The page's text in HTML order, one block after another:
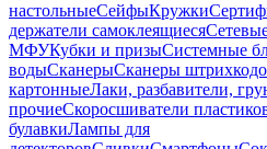
настольныеСейфыКружки
держатели самоклеящиеся
МФУКубки и призыСистемные
водыСканерыСканеры
картонныеЛаки, разбавители,
прочиеСкоросшиватели
булавкиЛампы для